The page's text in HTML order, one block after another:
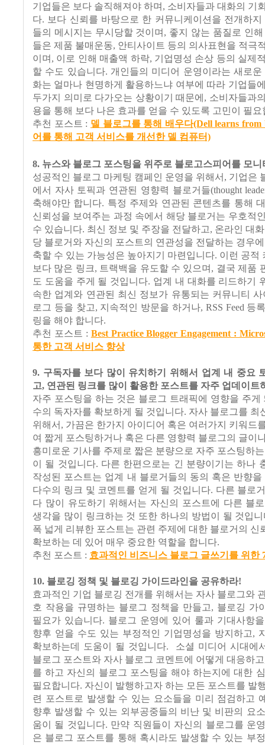
기업들은 보다 솔직해져야 하며, 소비자들과 대화의 기
다. 보다 신뢰를 바탕으로 한 커뮤니케이션을 전개하
들의 메시지는 무시당할 것이며, 좋지 않는 품질로 인
들은 제품 불매운동, 안티사이트 등의 의사표현을 적극
이며, 이로 인해 매출액 하락, 기업명성 손상 등의 실제
할 수도 있습니다. 개인들의 미디어 운영이라는 새로
화는 얼마나 현명하게 활용하느냐 여부에 따라 기업들
두가지 의미로 다가오는 상황이기 때문에, 소비자들과
용을 통해 보다 나은 효과를 얻을 수 있도록 고민이 필요
추천 포스트 : 델 블로그를 통해 배우다(Dell learns from
어를 통해 고객 서비스를 개선한 델 컴퓨터)
8. 뉴스와 블로그 포스팅을 위주로 블로고스피어를 모
성공적인 블로그 마케팅 캠페인 운영을 위해서, 기업은
에서 자사 토픽과 연관된 영향력 블로거들(thought
축해야만 합니다. 특정 주제와 연관된 콘텐츠를 통해
신뢰성을 보여주는 과정 속에서 해당 블로거는 우호적
수 있습니다. 최신 정보 및 주장을 전달하고, 온라인 대
당 블로거와 자신의 포스트의 연관성을 전달하는 경우
축할 수 있는 가능성은 높아지기 마련입니다. 이런 공적
보다 많은 링크, 트랙백을 유도할 수 있으며, 결국 제품
도 도움을 주게 될 것입니다. 업계 내 대화를 리드하기
속한 업계와 연관된 최신 정보가 유통되는 커뮤니티
로그 등을 찾고, 지속적인 방문을 하거나, RSS Feed 등
링을 해야 합니다.
추천 포스트 : Best Practice Blogger Engagement :
통한 고객 서비스 향상
9. 구독자를 보다 많이 유치하기 위해서 업계 내 중요
고, 연관된 링크를 많이 활용한 포스트를 자주 업데이트
자주 포스팅을 하는 것은 블로그 트래픽에 영향을 주게
수의 독자자를 확보하게 될 것입니다. 자사 블로그를 최
위해서, 가끔은 한가지 아이디어 혹은 여러가지 키워드
여 짧게 포스팅하거나 혹은 다른 영향력 블로그의 글이
흥미로운 기사를 주제로 짧은 분량으로 자주 포스팅하
이 될 것입니다. 다른 한편으로는 긴 분량이기는 하나
작성된 포스트는 업계 내 블로거들의 동의 혹은 반향
다수의 링크 및 코멘트를 얻게 될 것입니다. 다른 블로
다 많이 유도하기 위해서는 자신의 포스트에 다른 블
생각을 많이 링크하는 것 또한 하나의 방법이 될 것입
폭 넓게 리뷰한 포스트는 관련 주제에 대한 블로거의 신
확보하는 데 있어 매우 중요한 역할을 합니다.
추천 포스트 : 효과적인 비즈니스 블로그 글쓰기를 위한
10. 블로깅 정책 및 블로깅 가이드라인을 공유하라!
효과적인 기업 블로깅 전개를 위해서는 자사 블로그와
호 작용을 규명하는 블로그 정책을 만들고, 블로깅 가
필요가 있습니다. 블로그 운영에 있어 룰과 기대사항
향후 얻을 수도 있는 부정적인 기업명성을 방지하고,
확보하는데 도움이 될 것입니다. 소셜 미디어 시대에
블로그 포스트와 자사 블로그 코멘트에 어떻게 대응하
를 하고 자신의 블로그 포스팅을 해야 하는지에 대한
필요합니다. 자신이 발행하고자 하는 모든 포스트를 발
련 포스트로 발생할 수 있는 요소들을 미리 점검하고
향후 발생할 수 있는 외부공중들의 비난 및 비판의 요
움이 될 것입니다. 만약 직원들이 자신의 블로그를 운
은 블로그 포스트를 통해 혹시라도 발생할 수 있는 부